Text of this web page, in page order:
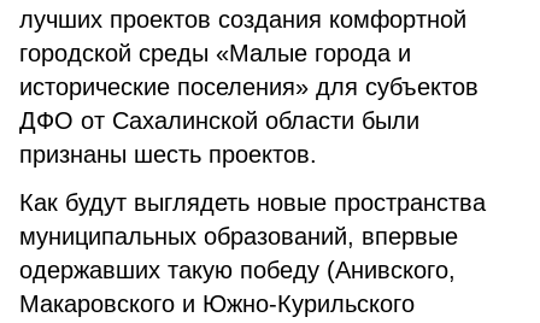
лучших проектов создания комфортной
городской среды «Малые города и
исторические поселения» для субъектов
ДФО от Сахалинской области были
признаны шесть проектов.
Как будут выглядеть новые пространства
муниципальных образований, впервые
одержавших такую победу (Анивского,
Макаровского и Южно-Курильского